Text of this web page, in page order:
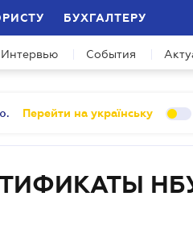
БУХГАЛТЕРУ
Интервью События
Перейти на українську